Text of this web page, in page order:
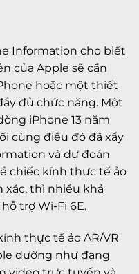
Information cho biết
của Apple sẽ cần
hoặc một thiết
đủ chức năng. Một
iPhone 13 năm
cùng điều đó đã xẩy
và dự đoán
chiếc kính thực tế ảo
xác, thì nhiều khả
trợ Wi-Fi 6E.
thực tế ảo AR/VR
dường như đang